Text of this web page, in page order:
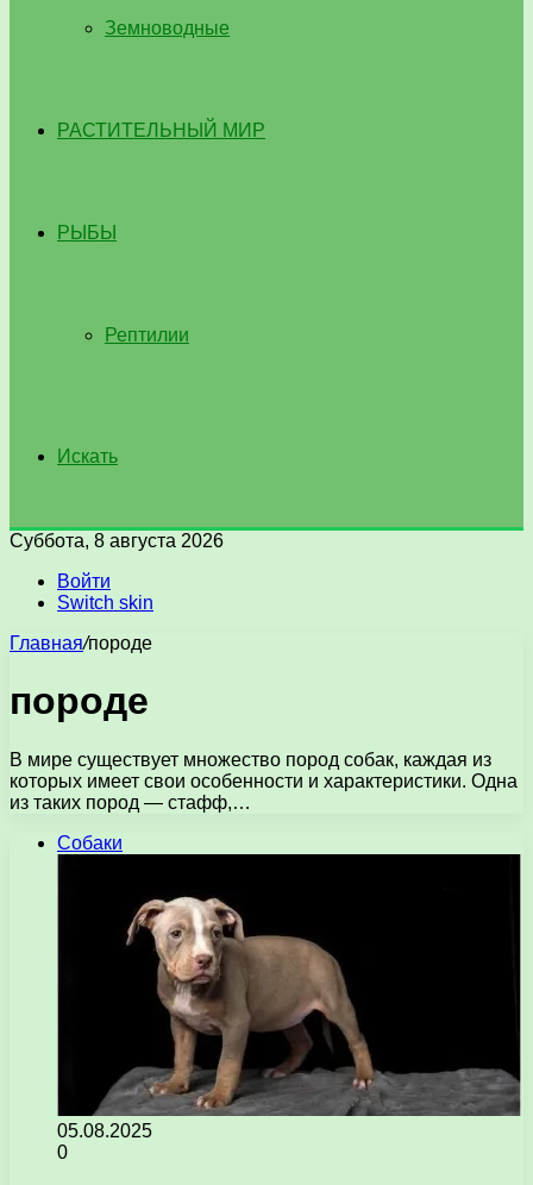
Земноводные
РАСТИТЕЛЬНЫЙ МИР
РЫБЫ
Рептилии
Искать
Суббота, 8 августа 2026
Войти
Switch skin
Главная/породе
породе
В мире существует множество пород собак, каждая из
которых имеет свои особенности и характеристики. Одна
из таких пород — стафф,…
Собаки
05.08.2025
0